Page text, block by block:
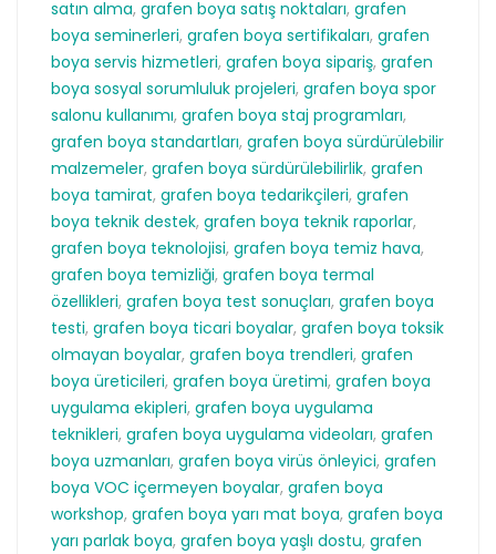
satın alma, grafen boya satış noktaları, grafen
boya seminerleri, grafen boya sertifikaları, grafen
boya servis hizmetleri, grafen boya sipariş, grafen
boya sosyal sorumluluk projeleri, grafen boya spor
salonu kullanımı, grafen boya staj programları,
grafen boya standartları, grafen boya sürdürülebilir
malzemeler, grafen boya sürdürülebilirlik, grafen
boya tamirat, grafen boya tedarikçileri, grafen
boya teknik destek, grafen boya teknik raporlar,
grafen boya teknolojisi, grafen boya temiz hava,
grafen boya temizliği, grafen boya termal
özellikleri, grafen boya test sonuçları, grafen boya
testi, grafen boya ticari boyalar, grafen boya toksik
olmayan boyalar, grafen boya trendleri, grafen
boya üreticileri, grafen boya üretimi, grafen boya
uygulama ekipleri, grafen boya uygulama
teknikleri, grafen boya uygulama videoları, grafen
boya uzmanları, grafen boya virüs önleyici, grafen
boya VOC içermeyen boyalar, grafen boya
workshop, grafen boya yarı mat boya, grafen boya
yarı parlak boya, grafen boya yaşlı dostu, grafen